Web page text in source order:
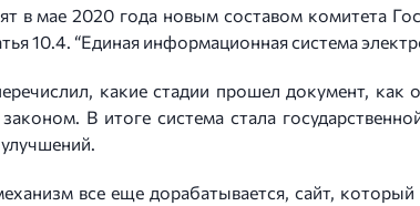
в мае 2020 года новым составом комитета
10.4. “Единая информационная система
какие стадии прошел документ,
В итоге система стала
все еще дорабатывается, сайт,